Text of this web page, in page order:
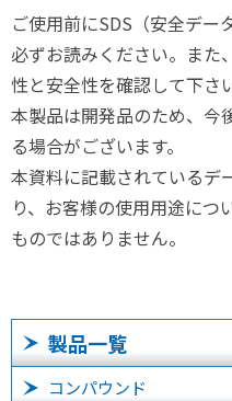
ご使用前にSDS（安全デー
必ずお読みください。また
性と安全性を確認して下さ
本製品は開発品のため、今
る場合がございます。
本資料に記載されているデ
り、お客様の使用用途につ
ものではありません。
製品一覧
コンパウンド